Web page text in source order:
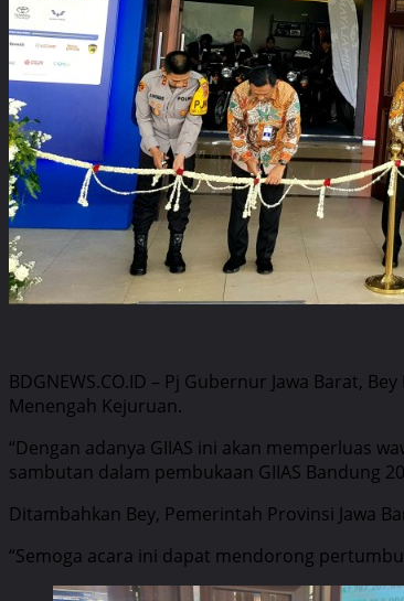
BDGNEWS.CO.ID – Pj Gubernur Jawa Barat,
Menengah Kejuruan.
“Dengan adanya GIIAS ini akan memperluas
sambutan dalam pembukaan GIIAS Bandung
Ditambahkan Bey, Pemerintah Provinsi Jawa
“Semoga acara ini dapat mendorong